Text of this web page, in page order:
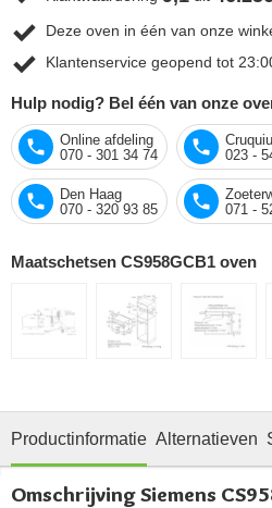
Deze oven in één van onze
Klantenservice geopend tot
Hulp nodig? Bel één van onze
Online afdeling
070 - 301 34 74
023 -
Den Haag
070 - 320 93 85
071 -
Maatschetsen CS958GCB1 oven
Productinformatie Alternatieven
Omschrijving Siemens